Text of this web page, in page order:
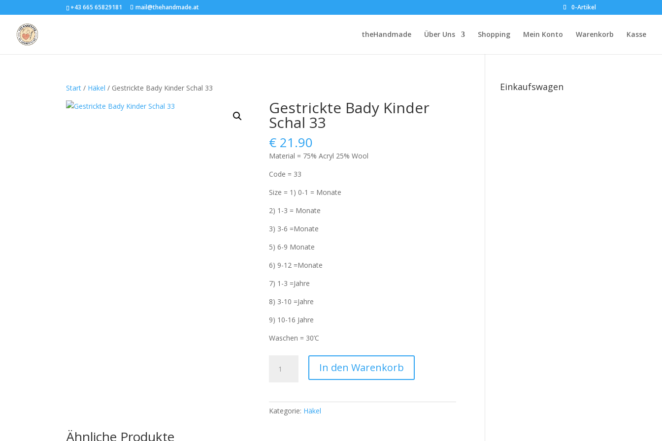
+43 665 65829181 mail@thehandmade.at 0-Artikel
theHandmade Über Uns Shopping Mein Konto Warenkorb Kasse
Start / Häkel / Gestrickte Bady Kinder Schal 33
Gestrickte Bady Kinder
Schal 33
€ 21.90
Material = 75% Acryl 25% Wool
Code = 33
Size = 1) 0-1 = Monate
2) 1-3 = Monate
3) 3-6 =Monate
5) 6-9 Monate
6) 9-12 =Monate
7) 1-3 =Jahre
8) 3-10 =Jahre
9) 10-16 Jahre
Waschen = 30’C
Bady
Menge
In den Warenkorb
Kategorie: Häkel
Ähnliche Produkte
Einkaufswagen